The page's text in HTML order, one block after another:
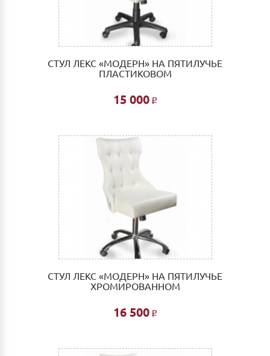
СТУЛ ЛЕКС «МОДЕРН» НА ПЯТИЛУЧЬЕ
ПЛАСТИКОВОМ
15 000 Р
СТУЛ ЛЕКС «МОДЕРН» НА ПЯТИЛУЧЬЕ
ХРОМИРОВАННОМ
16 500 Р